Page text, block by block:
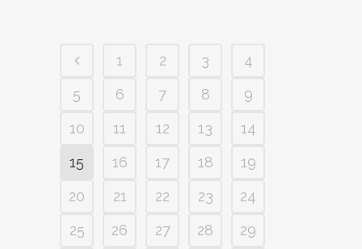
1 2 3
4
5
6 7 8
9
10
11 12 13
14
15
16 17 18
19
20
21 22 23
24
25
26 27 28
29